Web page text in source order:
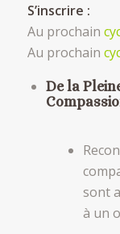
S’inscrire :
Au prochain
Au prochain
De la
sont
à un